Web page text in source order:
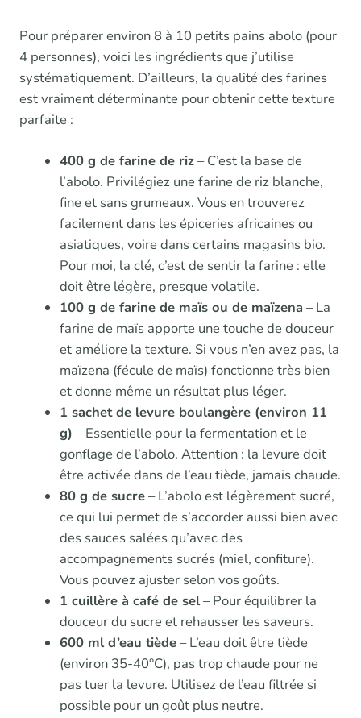
Pour préparer environ 8 à 10 petits pains abolo (pour
4 personnes), voici les ingrédients que j’utilise
systématiquement. D’ailleurs, la qualité des farines
est vraiment déterminante pour obtenir cette texture
parfaite :
400 g de farine de riz– C’est la base de
l’abolo. Privilégiez une farine de riz blanche,
fine et sans grumeaux. Vous en trouverez
facilement dans les épiceries africaines ou
asiatiques, voire dans certains magasins bio.
Pour moi, la clé, c’est de sentir la farine : elle
doit être légère, presque volatile.
100 g de farine de maïs ou de maïzena – La
farine de maïs apporte une touche de douceur
et améliore la texture. Si vous n’en avez pas, la
maïzena (fécule de maïs) fonctionne très bien
et donne même un résultat plus léger.
1 sachet de levure boulangère (environ 11
g) – Essentielle pour la fermentation et le
gonflage de l’abolo. Attention : la levure doit
être activée dans de l’eau tiède, jamais chaude.
80 g de sucre– L’abolo est légèrement sucré,
ce qui lui permet de s’accorder aussi bien avec
des sauces salées qu’avec des
accompagnements sucrés (miel, confiture).
Vous pouvez ajuster selon vos goûts.
1 cuillère à café de sel– Pour équilibrer la
douceur du sucre et rehausser les saveurs.
600 ml d’eau tiède– L’eau doit être tiède
(environ 35-40°C), pas trop chaude pour ne
pas tuer la levure. Utilisez de l’eau filtrée si
possible pour un goût plus neutre.